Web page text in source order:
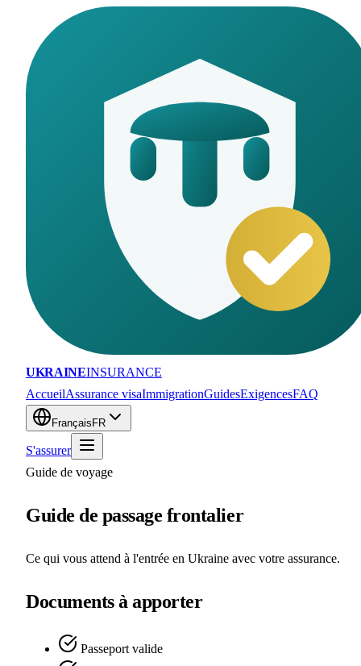
UKRAINEINSURANCE
AccueilAssurance visaImmigrationGuidesExigencesFAQ
Français FR
S'assurer
Guide de voyage
Guide de passage frontalier
Ce qui vous attend à l'entrée en Ukraine avec votre assurance.
Documents à apporter
Passeport valide